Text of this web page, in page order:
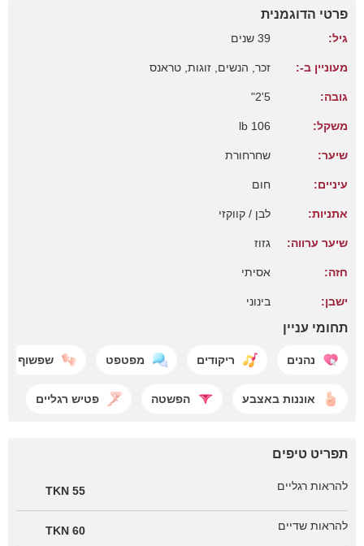
פרטי הדוגמנית
גיל: 39 שנים
מעוניין ב-: זכר, הנשים, זוגות, טראנס
גובה: 5'2"
משקל: 106 lb
שיער: שחרחורת
עיניים: חום
אתניות: לבן / קווקזי
שיער ערווה: גזוז
חזה: אסיתי
ישבן: בינוני
תחומי עניין
נהנים ריקודים מפטפט שפשוף
אוננות באצבע הפשטה פטיש רגליים
תפריט טיפים
להראות רגליים 55 TKN
להראות שדיים 60 TKN